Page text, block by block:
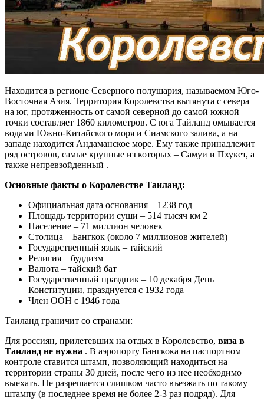
Находится в регионе Северного полушария, называемом Юго-
Восточная Азия. Территория Королевства вытянута с севера
на юг, протяженность от самой северной до самой южной
точки составляет 1860 километров. С юга Тайланд омывается
водами Южно-Китайского моря и Сиамского залива, а на
западе находится Андаманское море. Ему также принадлежит
ряд островов, самые крупные из которых – Самуи и Пхукет, а
также непревзойденный .
Основные факты о Королевстве Таиланд:
Официальная дата основания – 1238 год
Площадь территории суши – 514 тысяч км 2
Население – 71 миллион человек
Столица – Бангкок (около 7 миллионов жителей)
Государственный язык – тайский
Религия – буддизм
Валюта – тайский бат
Государственный праздник – 10 декабря День
Конституции, празднуется с 1932 года
Член ООН с 1946 года
Таиланд граничит со странами:
Для россиян, прилетевших на отдых в Королевство, виза в
Таиланд не нужна . В аэропорту Бангкока на паспортном
контроле ставится штамп, позволяющий находиться на
территории страны 30 дней, после чего из нее необходимо
выехать. Не разрешается слишком часто въезжать по такому
штампу (в последнее время не более 2-3 раз подряд). Для